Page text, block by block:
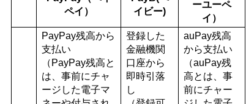
ペイ）
イビー)
ーユーペ
イ）
PayPay残高から
支払い
（PayPay残高と
は、事前にチャ
ージした電子マ
登録した
金融機関
口座から
即時引落
し
auPay残高
から支払い
（auPay残
高とは、事
前にチャー